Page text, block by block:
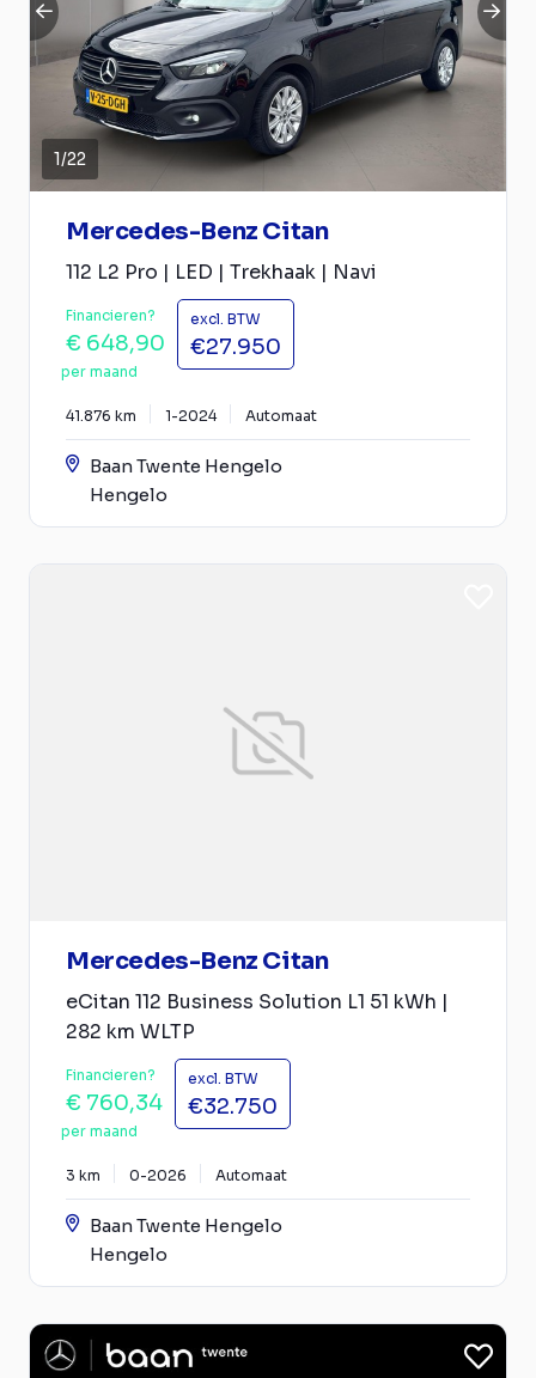
1/22
Mercedes-Benz Citan
112 L2 Pro | LED | Trekhaak | Navi
Financieren?
€ 648,90
per maand
excl. BTW
€27.950
41.876 km 1-2024 Automaat
Baan Twente Hengelo
Hengelo
Mercedes-Benz Citan
eCitan 112 Business Solution L1 51 kWh |
282 km WLTP
Financieren?
€ 760,34
per maand
excl. BTW
€32.750
3 km 0-2026 Automaat
Baan Twente Hengelo
Hengelo